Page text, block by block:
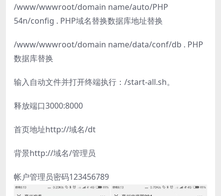
/www/wwwroot/domain name/auto/PHP
54n/config . PHP域名替换数据库地址替换
/www/wwwroot/domain name/data/conf/db . PHP
数据库替换
输入自动文件并打开终端执行：/start-all.sh。
释放端口3000:8000
首页地址http://域名/dt
背景http://域名/管理员
帐户管理员密码123456789